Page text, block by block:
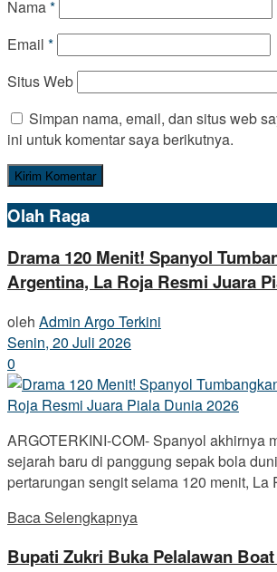
Nama*
Email *
Situs Web
Simpan nama, email, dan situs web
ini untuk komentar saya berikutnya.
Olah Raga
Drama 120 Menit! Spanyol
Argentina, La Roja Resmi Juara
oleh Admin Argo Terkini
Senin, 20 Juli 2026
0
ARGOTERKINI-COM- Spanyol akhirnya
sejarah baru di panggung sepak bola
pertarungan sengit selama 120 menit, La
Baca Selengkapnya
Bupati Zukri Buka Pelalawan